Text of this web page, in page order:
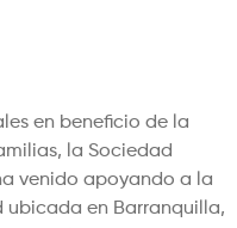
en beneficio de la
la Sociedad
venido apoyando a la
ubicada en Barranquilla,